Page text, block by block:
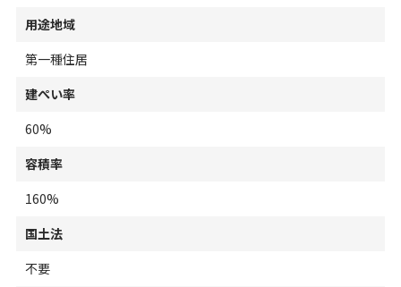
用途地域
第一種住居
建ぺい率
60%
容積率
160%
国土法
不要